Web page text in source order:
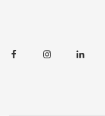
FacebookInstagramLinkedin